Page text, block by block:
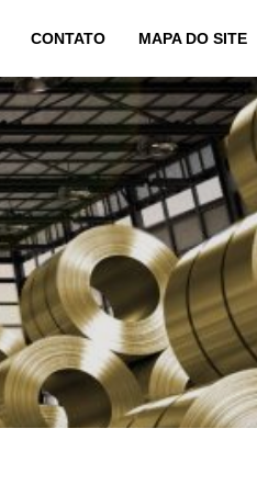
CONTATO MAPA DO SITE